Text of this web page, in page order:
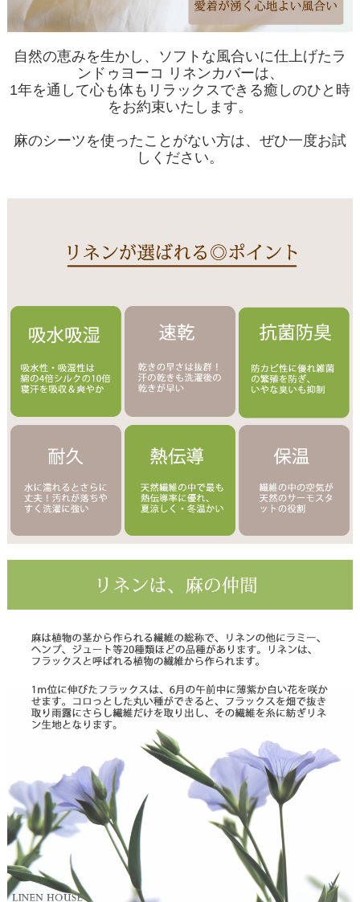
自然の恵みを生かし、ソフトな風合いに仕上げたラ
ンドゥヨーコ リネンカバーは、
1年を通して心も体もリラックスできる癒しのひと時
をお約束いたします。
麻のシーツを使ったことがない方は、ぜひ一度お試
しください。